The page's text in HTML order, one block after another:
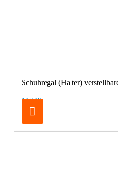
Schuhregal (Halter)
14,24€